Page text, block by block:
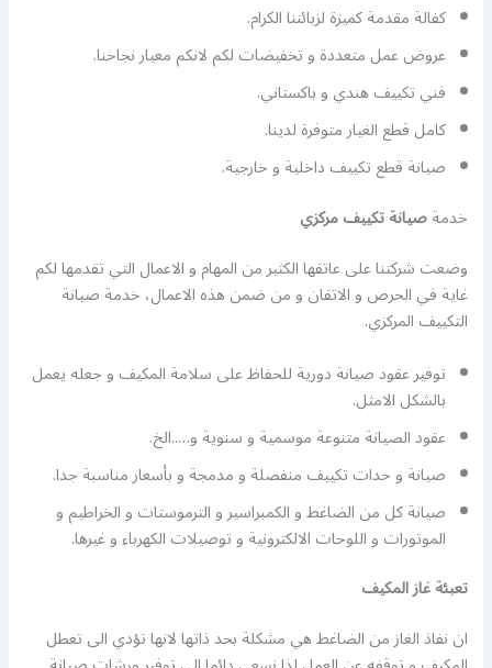
كفالة مقدمة كميزة لزبائننا الكرام.
عروض عمل متعددة و تخفيضات لكم لانكم معيار نجاحنا.
فني تكييف هندي و باكستاني.
كامل قطع الغيار متوفرة لدينا.
صيانة قطع تكييف داخلية و خارجية.
خدمةصيانة تكييف مركزي
وضعت شركتنا على عاتقها الكثير من المهام و الاعمال التي تقدمها لكم
غاية في الحرص و الاتقان و من ضمن هذه الاعمال، خدمة صيانة
التكييف المركزي.
توفير عقود صيانة دورية للحفاظ على سلامة المكيف و جعله يعمل
بالشكل الامثل.
عقود الصيانة متنوعة موسمية و سنوية و…..الخ.
صيانة و حدات تكييف منفصلة و مدمجة و بأسعار مناسبة جدا.
صيانة كل من الضاغط و الكمبراسير و الترموستات و الخراطيم و
الموتورات و اللوحات الالكترونية و توصيلات الكهرباء و غيرها.
تعبئة غاز المكيف
ان نفاذ الغاز من الضاغط هي مشكلة بحد ذاتها لانها تؤدي الى تعطل